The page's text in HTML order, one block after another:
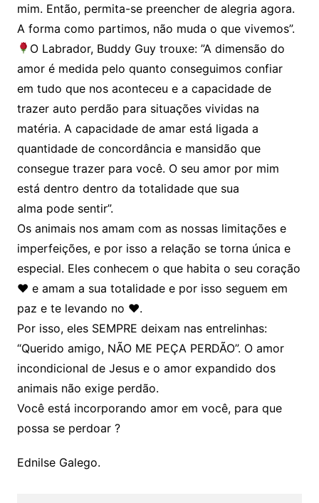
mim. Então, permita-se preencher de alegria agora.
A forma como partimos, não muda o que vivemos”.
O Labrador, Buddy Guy trouxe: ”A dimensão do
amor é medida pelo quanto conseguimos confiar
em tudo que nos aconteceu e a capacidade de
trazer auto perdão para situações vividas na
matéria. A capacidade de amar está ligada a
quantidade de concordância e mansidão que
consegue trazer para você. O seu amor por mim
está dentro dentro da totalidade que sua
alma pode sentir”.
Os animais nos amam com as nossas limitações e
imperfeições, e por isso a relação se torna única e
especial. Eles conhecem o que habita o seu coração
♥️ e amam a sua totalidade e por isso seguem em
paz e te levando no ♥️.
Por isso, eles SEMPRE deixam nas entrelinhas:
“Querido amigo, NÃO ME PEÇA PERDÃO”. O amor
incondicional de Jesus e o amor expandido dos
animais não exige perdão.
Você está incorporando amor em você, para que
possa se perdoar ?
Ednilse Galego.